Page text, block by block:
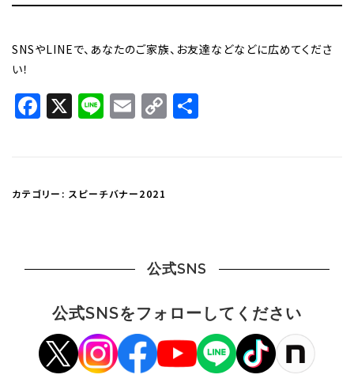
SNSやLINEで、あなたのご家族、お友達などなどに広めてくださ
い！
Facebook
X LineEmail
Copy
Link
カテゴリー: スピーチバナー2021
公式SNS
公式SNSをフォローしてください